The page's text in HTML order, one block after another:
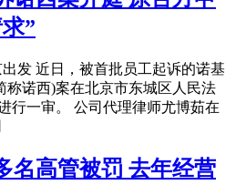
”
发 近日，被首批员工起诉的诺基
称诺西)案在北京市东城区人民法
行一审。 公司代理律师尤博茹在
名高管被罚 去年经营